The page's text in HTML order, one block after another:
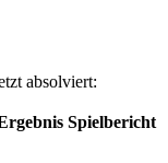
absolviert:
Spielbericht